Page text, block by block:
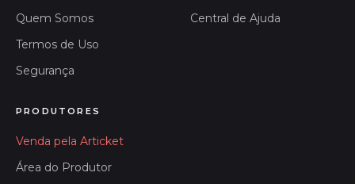
Quem Somos
Termos de Uso
Segurança
Central de Ajuda
PRODUTORES
Venda pela Articket
Área do Produtor